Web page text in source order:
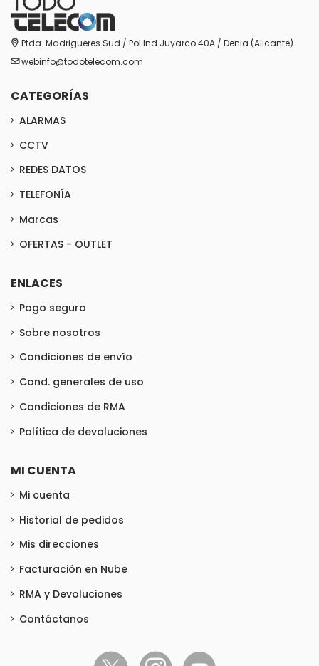
Ptda. Madrigueres Sud / Pol.Ind.Juyarco 40A / Denia (Alicante)
webinfo@todotelecom.com
CATEGORÍAS
ALARMAS
CCTV
REDES DATOS
TELEFONÍA
Marcas
OFERTAS - OUTLET
ENLACES
Pago seguro
Sobre nosotros
Condiciones de envío
Cond. generales de uso
Condiciones de RMA
Política de devoluciones
MI CUENTA
Mi cuenta
Historial de pedidos
Mis direcciones
Facturación en Nube
RMA y Devoluciones
Contáctanos